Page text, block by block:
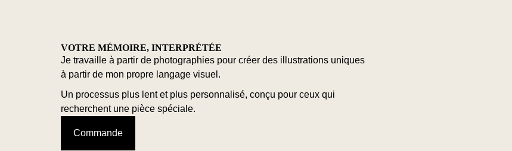
VOTRE MÉMOIRE, INTERPRÉTÉE
Je travaille à partir de photographies pour créer des illustrations uniques
à partir de mon propre langage visuel.
Un processus plus lent et plus personnalisé, conçu pour ceux qui
recherchent une pièce spéciale.
Commande